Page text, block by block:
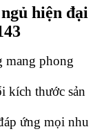
hiện đại
mang phong
kích thước sản
ứng mọi nhu